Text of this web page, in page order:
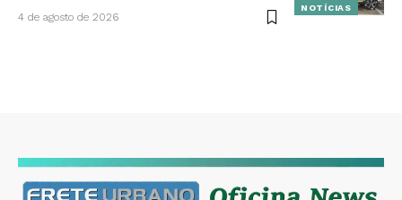
NOTÍCIAS
4 de agosto de 2026